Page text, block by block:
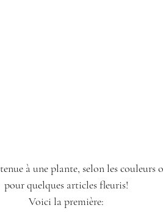
à une plante, selon les couleurs
pour quelques articles fleuris!
Voici la première: